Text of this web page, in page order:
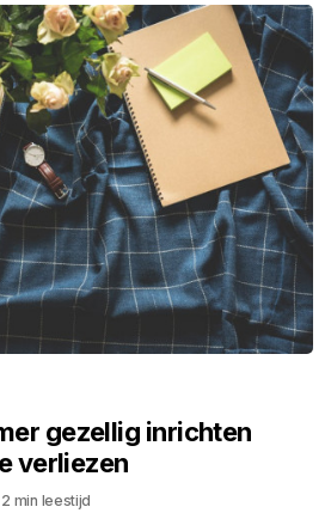
gezellig inrichten
verliezen
2 min leestijd